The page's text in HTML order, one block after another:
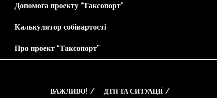
Допомога проекту “Таксопорт”
Калькулятор собівартості
Про проект “Таксопорт”
ВАЖЛИВО! ДТП ТА СИТУАЦІЇ